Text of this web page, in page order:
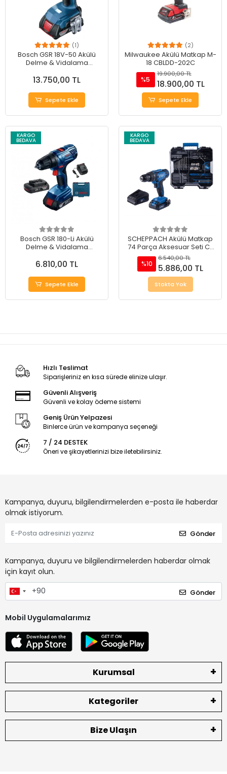
(1)
Bosch GSR 18V-50 Akülü
Delme & Vidalama
Performans
13.750,00 TL
Sepete Ekle
(2)
Milwaukee Akülü Matkap M-
18 CBLDD-202C
%5
19.900,00 TL
18.900,00 TL
Sepete Ekle
KARGO
BEDAVA
Bosch GSR 180-Li Akülü
Delme & Vidalama
6.810,00 TL
Sepete Ekle
KARGO
BEDAVA
SCHEPPACH Akülü Matkap
74 Parça Aksesuar Seti C-
DTB74/1-X
%10
6.540,00 TL
5.886,00 TL
Stokta Yok
Hızlı Teslimat
Siparişleriniz en kısa sürede elinize ulaşır.
Güvenli Alışveriş
Güvenli ve kolay ödeme sistemi
Geniş Ürün Yelpazesi
Binlerce ürün ve kampanya seçeneği
7 / 24 DESTEK
Öneri ve şikayetlerinizi bize iletebilirsiniz.
Kampanya, duyuru, bilgilendirmelerden e-posta ile haberdar
olmak istiyorum.
Gönder
Kampanya, duyuru ve bilgilendirmelerden haberdar olmak
için kayıt olun.
Gönder
Mobil Uygulamalarımız
Kurumsal
Kategoriler
Bize Ulaşın